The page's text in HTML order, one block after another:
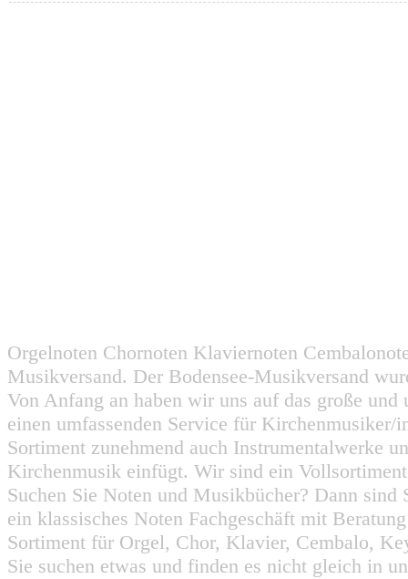
Orgelnoten Chornoten Klaviernoten
Musikversand. Der Bodensee-Musikversand
Von Anfang an haben wir uns auf das große
einen umfassenden Service für
Sortiment zunehmend auch Instrumentalwerke
Kirchenmusik einfügt. Wir sind ein
Suchen Sie Noten und Musikbücher? Dann
ein klassisches Noten Fachgeschäft mit
Sortiment für Orgel, Chor, Klavier, Cembalo,
Sie suchen etwas und finden es nicht gleich in